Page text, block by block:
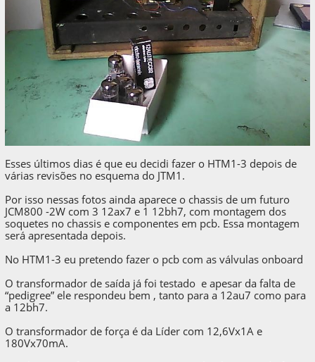
Esses últimos dias é que eu decidi fazer o HTM1-3 depois de
várias revisões no esquema do JTM1.
Por isso nessas fotos ainda aparece o chassis de um futuro
JCM800 -2W com 3 12ax7 e 1 12bh7, com montagem dos
soquetes no chassis e componentes em pcb. Essa montagem
será apresentada depois.
No HTM1-3 eu pretendo fazer o pcb com as válvulas onboard
O transformador de saída já foi testado e apesar da falta de
“pedigree” ele respondeu bem , tanto para a 12au7 como para
a 12bh7.
O transformador de força é da Líder com 12,6Vx1A e
180Vx70mA.